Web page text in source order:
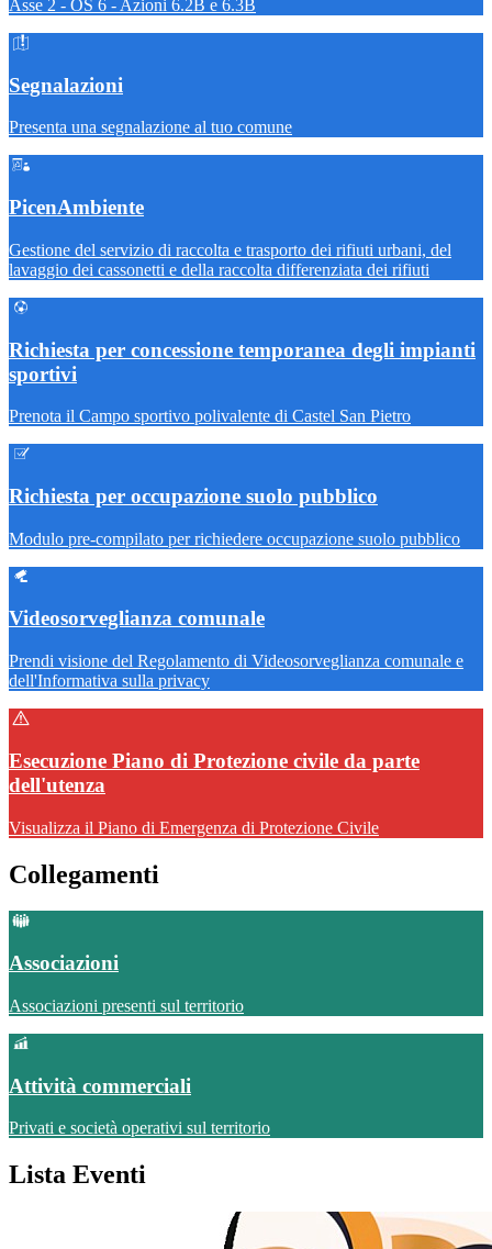
Asse 2 - OS 6 - Azioni 6.2B e 6.3B
Segnalazioni
Presenta una segnalazione al tuo comune
PicenAmbiente
Gestione del servizio di raccolta e trasporto dei rifiuti urbani, del
lavaggio dei cassonetti e della raccolta differenziata dei rifiuti
Richiesta per concessione temporanea degli impianti
sportivi
Prenota il Campo sportivo polivalente di Castel San Pietro
Richiesta per occupazione suolo pubblico
Modulo pre-compilato per richiedere occupazione suolo pubblico
Videosorveglianza comunale
Prendi visione del Regolamento di Videosorveglianza comunale e
dell'Informativa sulla privacy
Esecuzione Piano di Protezione civile da parte
dell'utenza
Visualizza il Piano di Emergenza di Protezione Civile
Collegamenti
Associazioni
Associazioni presenti sul territorio
Attività commerciali
Privati e società operativi sul territorio
Lista Eventi